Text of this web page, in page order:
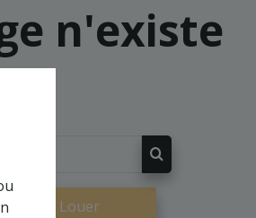
n'existe
À Louer